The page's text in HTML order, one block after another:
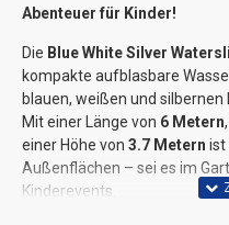
Abenteuer für Kinder!
Die Blue White Silver
kompakte aufblasbare
blauen, weißen und
Mit einer Länge von 6 Metern
einer Höhe von 3.7 Metern ist
Außenflächen – sei es im
Kinderevents.